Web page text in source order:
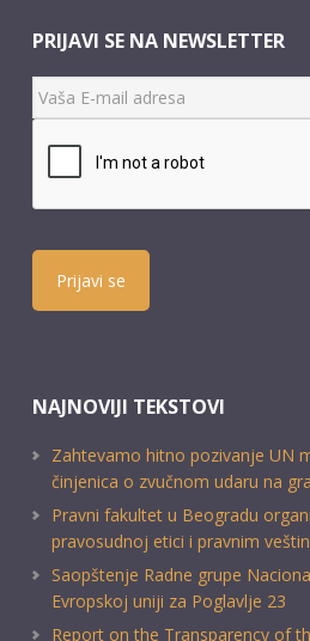
PRIJAVI SE NA NEWSLETTER
Prijavi se
NAJNOVIJI TEKSTOVI
Zahtevamo hitno pozivanje UN
činjenica o zvučnom udaru na
Pravni fakultet u Beogradu
pravosudnoj etici i pravnim
Saopštenje Radne grupe
Evropskoj uniji za Poglavlje 23
Report on the Transparency of